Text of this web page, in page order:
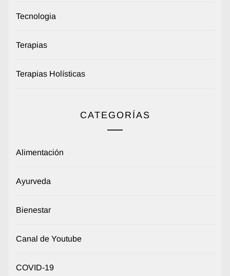
Tecnologia
Terapias
Terapias Holísticas
CATEGORÍAS
Alimentación
Ayurveda
Bienestar
Canal de Youtube
COVID-19